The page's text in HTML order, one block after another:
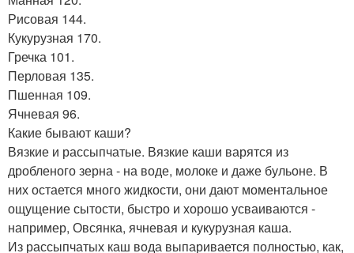
Рисовая 144.
Кукурузная 170.
Гречка 101.
Перловая 135.
Пшенная 109.
Ячневая 96.
Какие бывают каши?
Вязкие и рассыпчатые. Вязкие каши варятся из
дробленого зерна - на воде, молоке и даже бульоне. В
них остается много жидкости, они дают моментальное
ощущение сытости, быстро и хорошо усваиваются -
например, Овсянка, ячневая и кукурузная каша.
Из рассыпчатых каш вода выпаривается полностью, как,